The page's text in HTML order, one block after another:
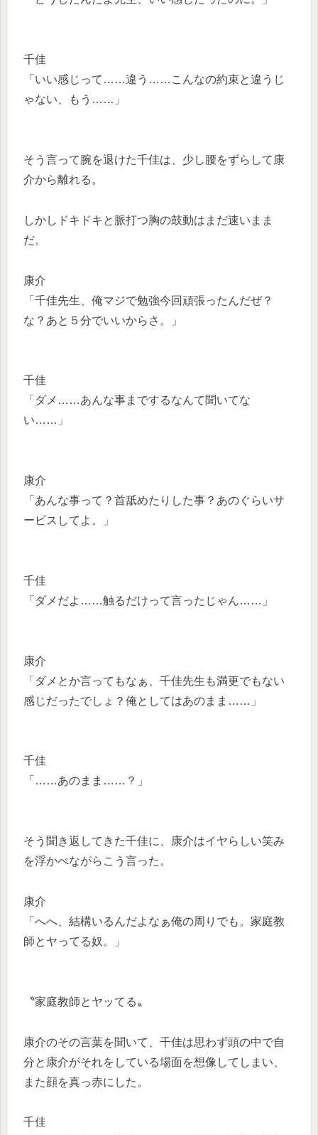
千佳
「いい感じって……違う……こんなの約束と違うじ
ゃない、もう……」
そう言って腕を退けた千佳は、少し腰をずらして康
介から離れる。
しかしドキドキと脈打つ胸の鼓動はまだ速いまま
だ。
康介
「千佳先生、俺マジで勉強今回頑張ったんだぜ？
な？あと５分でいいからさ。」
千佳
「ダメ……あんな事までするなんて聞いてな
い……」
康介
「あんな事って？首舐めたりした事？あのぐらいサ
ービスしてよ。」
千佳
「ダメだよ……触るだけって言ったじゃん……」
康介
「ダメとか言ってもなぁ、千佳先生も満更でもない
感じだったでしょ？俺としてはあのまま……」
千佳
「……あのまま……？」
そう聞き返してきた千佳に、康介はイヤらしい笑み
を浮かべながらこう言った。
康介
「へへ、結構いるんだよなぁ俺の周りでも。家庭教
師とヤってる奴。」
〝家庭教師とヤッてる〟
康介のその言葉を聞いて、千佳は思わず頭の中で自
分と康介がそれをしている場面を想像してしまい、
また顔を真っ赤にした。
千佳